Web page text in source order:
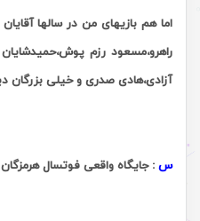
اما هم بازیهای من در سالها
راهرو،مسعود رزم
آزادی،هادی صدری و خیلی بزرگان
س : جایگاه واقعی فوتسال